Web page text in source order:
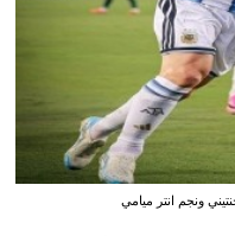
ونجم انتر ميامي